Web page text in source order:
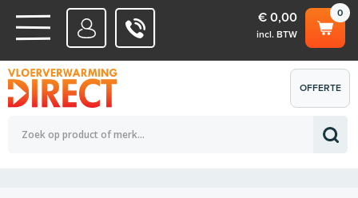
WATERSYSTEMEN
ELEKTRISCHE SYSTEMEN
0
€ 0,00
incl. BTW
Totaalbedrag (incl. BTW) € 0,00
OFFERTE
AANVRAGEN